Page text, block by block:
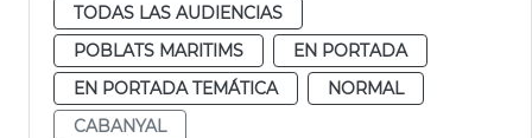
TODAS LAS AUDIENCIAS
POBLATS MARITIMS
EN PORTADA
EN PORTADA TEMÁTICA
NORMAL
CABANYAL